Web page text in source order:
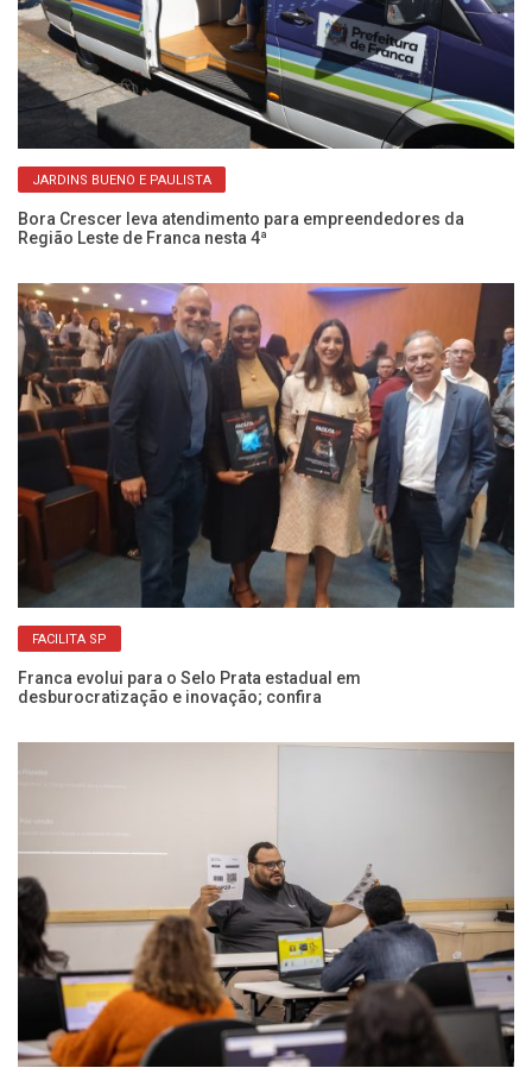
JARDINS BUENO E PAULISTA
Bora Crescer leva atendimento para empreendedores da
Região Leste de Franca nesta 4ª
FACILITA SP
Franca evolui para o Selo Prata estadual em
desburocratização e inovação; confira